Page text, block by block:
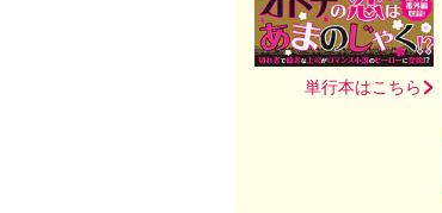
単行本はこちら